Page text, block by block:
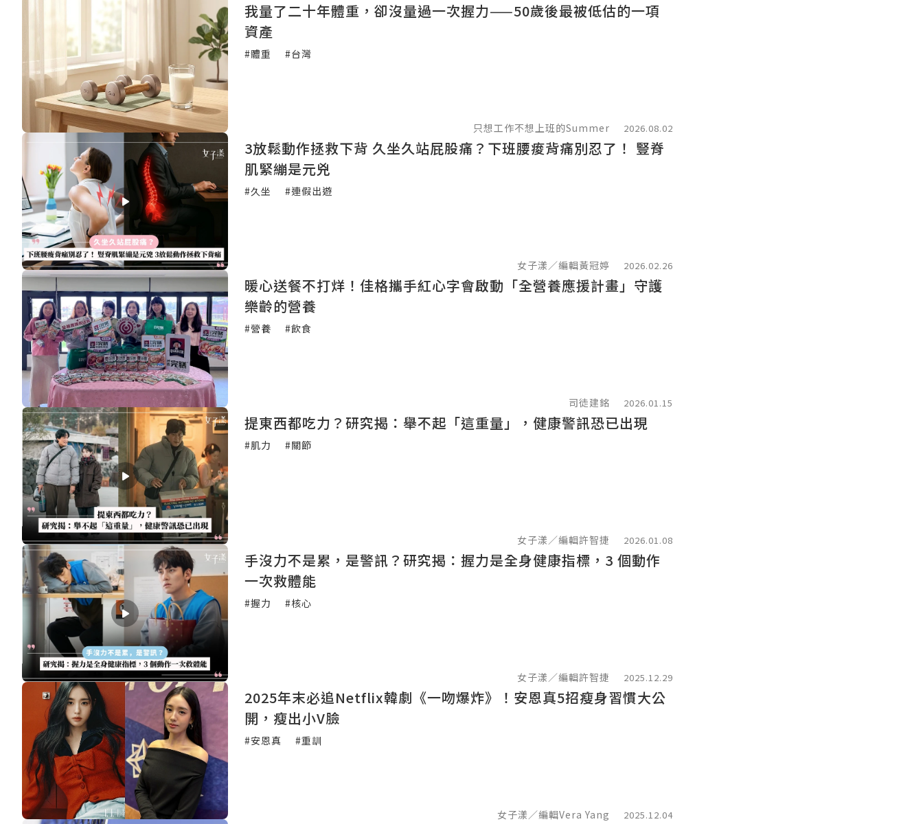
我量了二十年體重，卻沒量過一次握力——50歲後最被低估的一項
資產
#體重 #台灣
只想工作不想上班的Summer 2026.08.02
3放鬆動作拯救下背 久坐久站屁股痛？下班腰痠背痛別忍了！ 豎脊
肌緊繃是元兇
#久坐 #連假出遊
女子漾／編輯黃冠婷 2026.02.26
暖心送餐不打烊！佳格攜手紅心字會啟動「全營養應援計畫」守護
樂齡的營養
#營養 #飲食
司徒建銘 2026.01.15
提東西都吃力？研究揭：舉不起「這重量」，健康警訊恐已出現
#肌力 #關節
女子漾／編輯許智捷 2026.01.08
手沒力不是累，是警訊？研究揭：握力是全身健康指標，3 個動作
一次救體能
#握力 #核心
女子漾／編輯許智捷 2025.12.29
2025年末必追Netflix韓劇《一吻爆炸》！安恩真5招瘦身習慣大公
開，瘦出小V臉
#安恩真 #重訓
女子漾／編輯Vera Yang 2025.12.04